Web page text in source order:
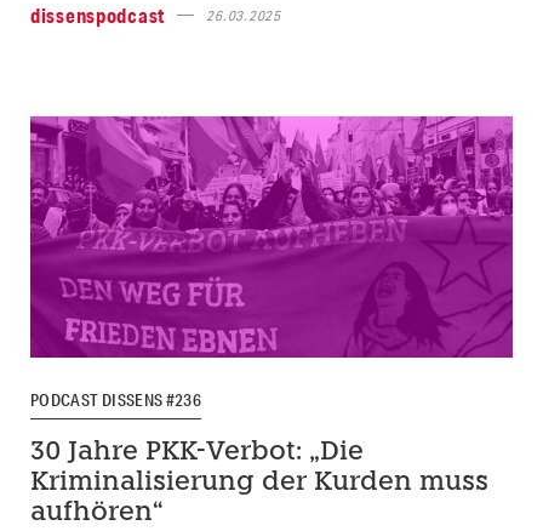
dissenspodcast
26.03.2025
PODCAST DISSENS #236
30 Jahre PKK-Verbot: „Die
Kriminalisierung der Kurden muss
aufhören“